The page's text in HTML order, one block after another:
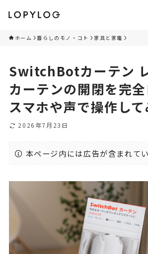
ホーム 暮らしのモノ・コト 家具と家電
SwitchBotカーテン
カーテンの開閉を完全
スマホや声で操作して
2026年7月23日
本ページ内には広告が含まれてい